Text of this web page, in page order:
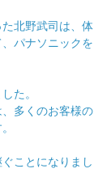
北野武司は、体
パナソニックを
た。
多くのお客様の
ことになりまし